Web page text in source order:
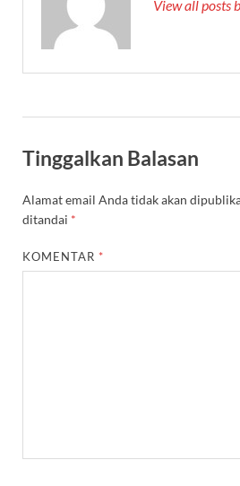
View all posts
Tinggalkan Balasan
Alamat email Anda tidak akan
ditandai *
KOMENTAR *